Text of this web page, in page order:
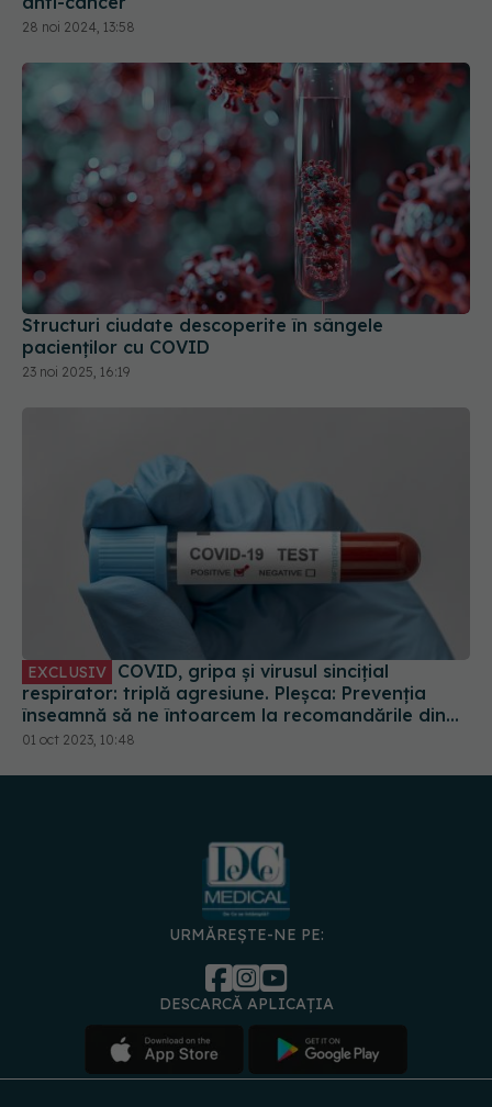
28 noi 2024, 13:58
Structuri ciudate descoperite în sângele
pacienților cu COVID
23 noi 2025, 16:19
EXCLUSIV
respirator: triplă agresiune. Pleșca: Prevenția
înseamnă să ne întoarcem la recomandările din
timpul pandemiei!
01 oct 2023, 10:48
URMĂREȘTE-NE PE:
DESCARCĂ APLICAȚIA